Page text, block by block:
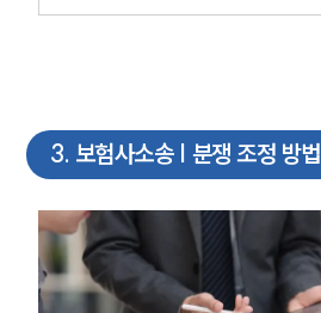
3. 보험사소송 | 분쟁 조정 방법